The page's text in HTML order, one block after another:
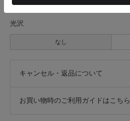
光沢
なし
キャンセル・返品について
お買い物時のご利用ガイドはこちら